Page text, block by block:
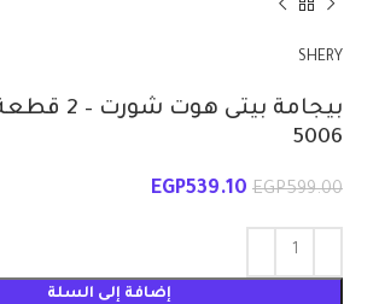
SHERY
بيجامة بيتى
5006
EGP599.00
EGP539.10
إضافة إلى السلة